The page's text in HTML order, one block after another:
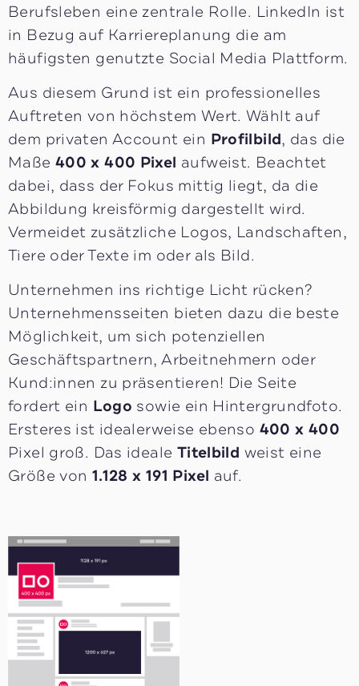
Berufsleben eine zentrale Rolle. LinkedIn ist
in Bezug auf Karriereplanung die am
häufigsten genutzte Social Media Plattform.
Aus diesem Grund ist ein professionelles
Auftreten von höchstem Wert. Wählt auf
dem privaten Account ein Profilbild, das die
Maße 400 x 400 Pixel aufweist. Beachtet
dabei, dass der Fokus mittig liegt, da die
Abbildung kreisförmig dargestellt wird.
Vermeidet zusätzliche Logos, Landschaften,
Tiere oder Texte im oder als Bild.
Unternehmen ins richtige Licht rücken?
Unternehmensseiten bieten dazu die beste
Möglichkeit, um sich potenziellen
Geschäftspartnern, Arbeitnehmern oder
Kund:innen zu präsentieren! Die Seite
fordert ein Logo sowie ein Hintergrundfoto.
Ersteres ist idealerweise ebenso 400 x 400
Pixel groß. Das ideale Titelbild weist eine
Größe von 1.128 x 191 Pixel auf.